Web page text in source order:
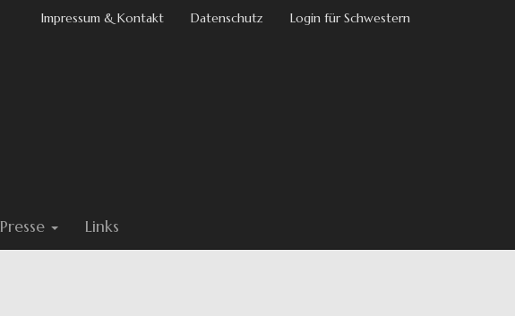
Impressum & Kontakt Datenschutz Login für Schwestern
Presse Links